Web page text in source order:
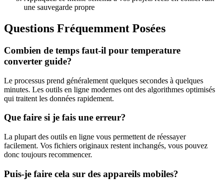
une sauvegarde propre
Questions Fréquemment Posées
Combien de temps faut-il pour temperature
converter guide?
Le processus prend généralement quelques secondes à quelques
minutes. Les outils en ligne modernes ont des algorithmes optimisés
qui traitent les données rapidement.
Que faire si je fais une erreur?
La plupart des outils en ligne vous permettent de réessayer
facilement. Vos fichiers originaux restent inchangés, vous pouvez
donc toujours recommencer.
Puis-je faire cela sur des appareils mobiles?